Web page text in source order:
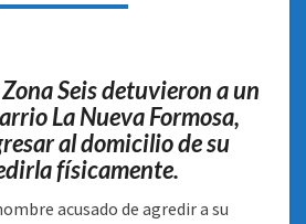
Seis detuvieron a un
La Nueva Formosa,
al domicilio de su
físicamente.